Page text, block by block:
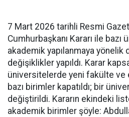
7 Mart 2026 tarihli Resmi
Cumhurbaşkanı Kararı ile
akademik yapılanmaya yönelik
değişiklikler yapıldı. Karar
üniversitelerde yeni fakülte ve
bazı birimler kapatıldı; bir
değiştirildi. Kararın ekindeki
akademik birimler şöyle: